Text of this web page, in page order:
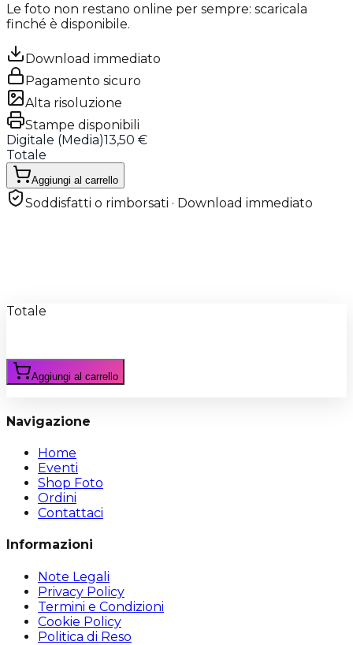
Le foto non restano online per sempre: scaricala
finché è disponibile.
Download immediato
Pagamento sicuro
Alta risoluzione
Stampe disponibili
Digitale (Media)13,50 €
Totale
Aggiungi al carrello
Soddisfatti o rimborsati · Download immediato
Totale
Aggiungi al carrello
Navigazione
Home
Eventi
Shop Foto
Ordini
Contattaci
Informazioni
Note Legali
Privacy Policy
Termini e Condizioni
Cookie Policy
Politica di Reso